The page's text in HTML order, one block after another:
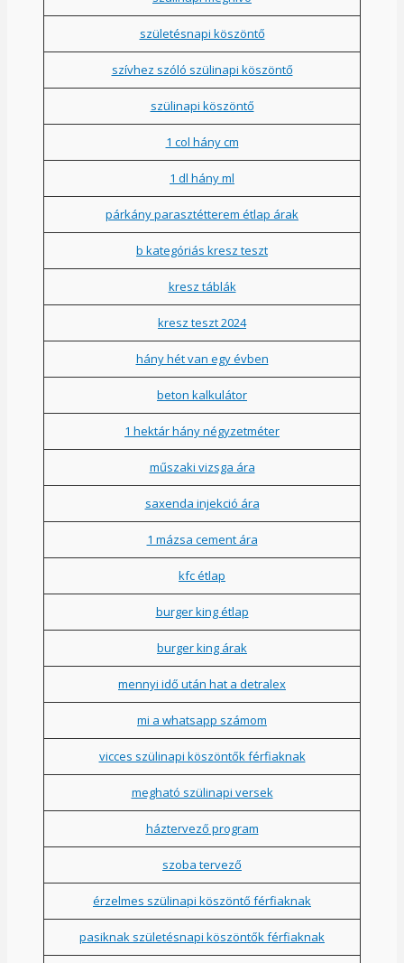
születésnapi köszöntő
szívhez szóló szülinapi köszöntő
szülinapi köszöntő
1 col hány cm
1 dl hány ml
párkány parasztétterem étlap árak
b kategóriás kresz teszt
kresz táblák
kresz teszt 2024
hány hét van egy évben
beton kalkulátor
1 hektár hány négyzetméter
műszaki vizsga ára
saxenda injekció ára
1 mázsa cement ára
kfc étlap
burger king étlap
burger king árak
mennyi idő után hat a detralex
mi a whatsapp számom
vicces szülinapi köszöntők férfiaknak
megható szülinapi versek
háztervező program
szoba tervező
érzelmes szülinapi köszöntő férfiaknak
pasiknak születésnapi köszöntők férfiaknak